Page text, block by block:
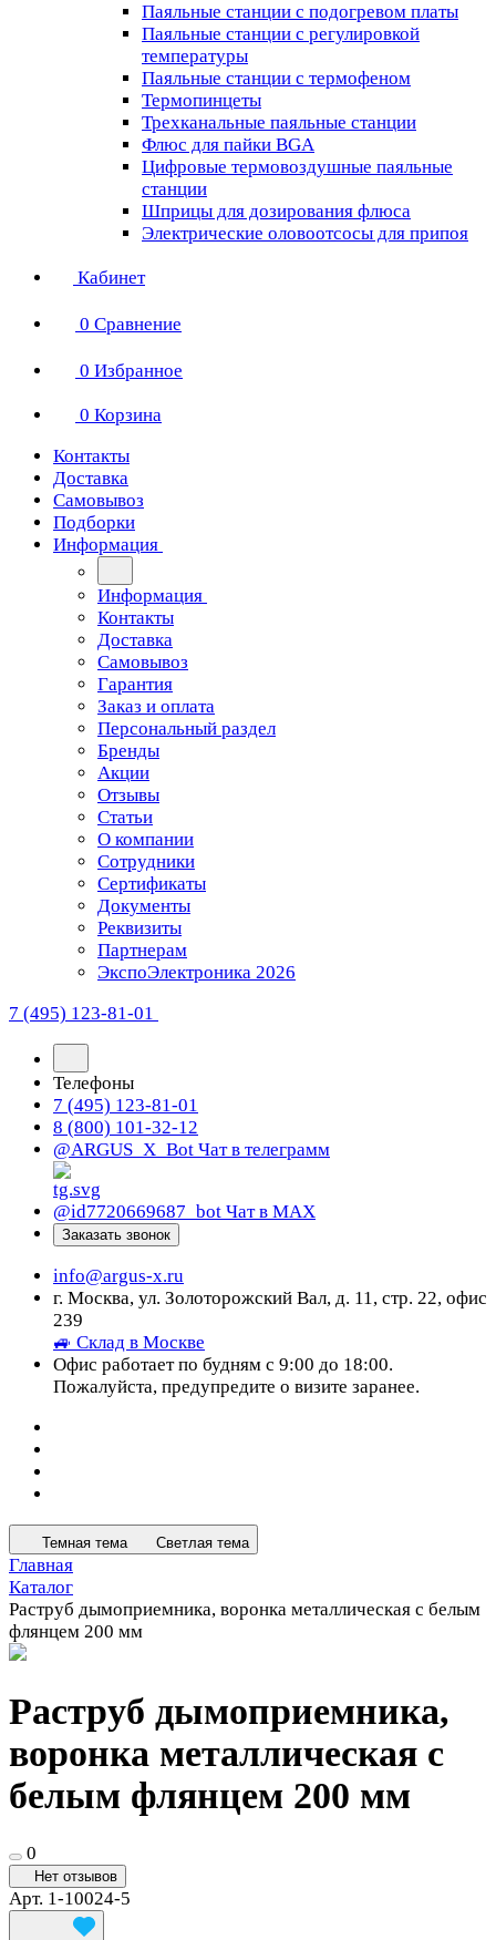
Паяльные станции с подогревом платы
Паяльные станции с регулировкой
температуры
Паяльные станции с термофеном
Термопинцеты
Трехканальные паяльные станции
Флюс для пайки BGA
Цифровые термовоздушные паяльные
станции
Шприцы для дозирования флюса
Электрические оловоотсосы для припоя
Кабинет
0 Сравнение
0 Избранное
0 Корзина
Контакты
Доставка
Самовывоз
Подборки
Информация
Информация
Контакты
Доставка
Самовывоз
Гарантия
Заказ и оплата
Персональный раздел
Бренды
Акции
Отзывы
Статьи
О компании
Сотрудники
Сертификаты
Документы
Реквизиты
Партнерам
ЭкспоЭлектроника 2026
7 (495) 123-81-01
Телефоны
7 (495) 123-81-01
8 (800) 101-32-12
@ARGUS_X_Bot Чат в телеграмм
@id7720669687_bot Чат в МАХ
Заказать звонок
info@argus-x.ru
г. Москва, ул. Золоторожский Вал, д. 11, стр. 22, офис
239
🚙 Склад в Москве
Офис работает по будням с 9:00 до 18:00.
Пожалуйста, предупредите о визите заранее.
Темная тема Светлая тема
Главная
Каталог
Раструб дымоприемника, воронка металлическая с белым
флянцем 200 мм
Раструб дымоприемника,
воронка металлическая с
белым флянцем 200 мм
0
Нет отзывов
Арт. 1-10024-5